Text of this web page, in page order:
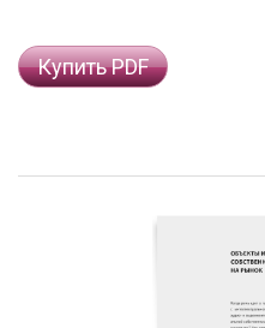
Купить PDF